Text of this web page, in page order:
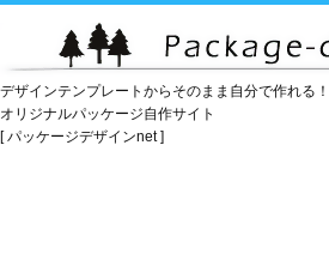
デザインテンプレートからそのまま自分で作れる！
オリジナルパッケージ自作サイト
[ パッケージデザインnet ]